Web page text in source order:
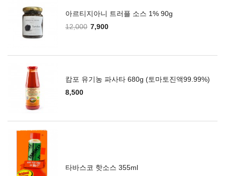
아르티지아니 트러플 소스 1% 90g
12,000 7,900
캄포 유기농 파사타 680g (토마토진액99.99%)
8,500
타바스코 핫소스 355ml